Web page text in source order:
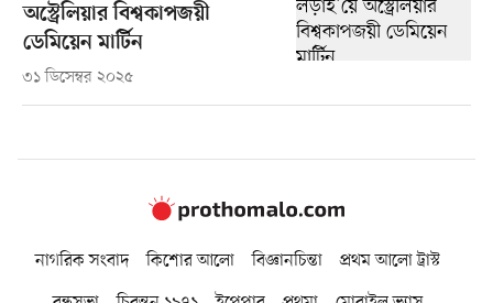
অস্ট্রেলিয়ার বিশ্বকাপজয়ী
ডেমিয়েন মার্টিন
৩১ ডিসেম্বর ২০২৫
নাগরিক সংবাদ কিশোর আলো বিজ্ঞানচিন্তা
প্রথম আলো ট্রাস্ট